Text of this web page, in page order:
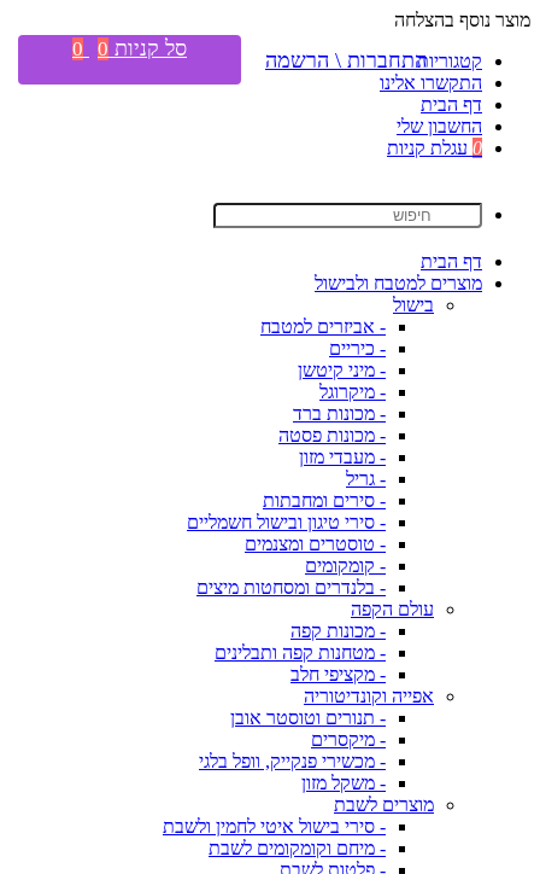
מוצר נוסף בהצלחה
קטגוריות
התקשרו אלינו
דף הבית
החשבון שלי
0 עגלת קניות
דף הבית
מוצרים למטבח ולבישול
בישול
- אביזרים למטבח
- כיריים
- מיני קיטשן
- מיקרוגל
- מכונות ברד
- מכונות פסטה
- מעבדי מזון
- גריל
- סירים ומחבתות
- סירי טיגון ובישול חשמליים
- טוסטרים ומצנמים
- קומקומים
- בלנדרים ומסחטות מיצים
עולם הקפה
- מכונות קפה
- מטחנות קפה ותבלינים
- מקציפי חלב
אפייה וקונדיטוריה
- תנורים וטוסטר אובן
- מיקסרים
- מכשירי פנקייק, וופל בלגי
- משקל מזון
מוצרים לשבת
- סירי בישול איטי לחמין ולשבת
- מיחם וקומקומים לשבת
- פלטות לשבת
התחברות \ הרשמה סל קניות 0
0